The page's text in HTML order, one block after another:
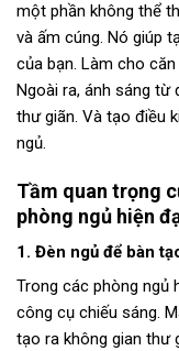
một phần không thể
và ấm cúng. Nó giúp
của bạn. Làm cho
Ngoài ra, ánh sáng từ
thư giãn. Và tạo điều
ngủ.
Tầm quan trọng
phòng ngủ hiện
1. Đèn ngủ để bàn
Trong các phòng ngủ
công cụ chiếu sáng.
tạo ra không gian thư